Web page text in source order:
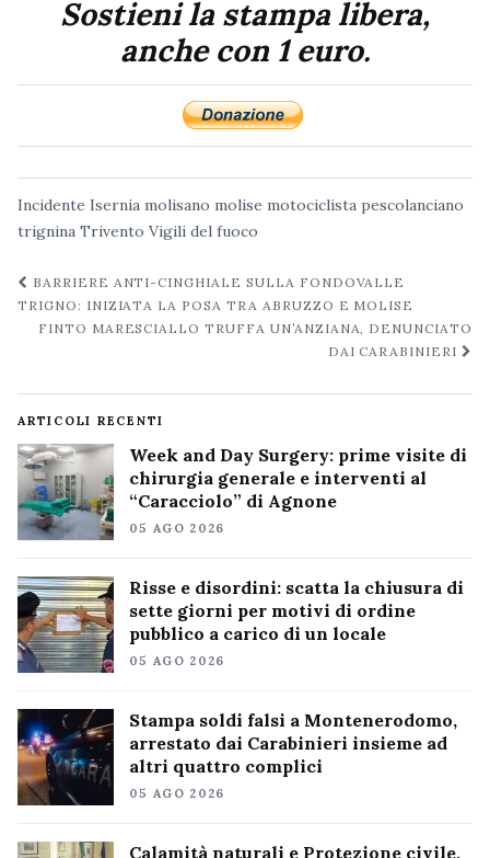
Sostieni la stampa libera,
anche con 1 euro.
Incidente Isernia molisano molise motociclista pescolanciano
trignina Trivento Vigili del fuoco
Navigazione
post
BARRIERE ANTI-CINGHIALE SULLA FONDOVALLE
TRIGNO: INIZIATA LA POSA TRA ABRUZZO E MOLISE
FINTO MARESCIALLO TRUFFA UN’ANZIANA, DENUNCIATO
DAI CARABINIERI
ARTICOLI RECENTI
Week and Day Surgery: prime visite di
chirurgia generale e interventi al
“Caracciolo” di Agnone
05 AGO 2026
Risse e disordini: scatta la chiusura di
sette giorni per motivi di ordine
pubblico a carico di un locale
05 AGO 2026
Stampa soldi falsi a Montenerodomo,
arrestato dai Carabinieri insieme ad
altri quattro complici
05 AGO 2026
Calamità naturali e Protezione civile,